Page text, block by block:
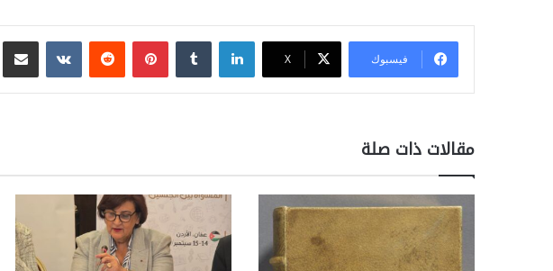
فيسبوك ‫X
لينكدإن بينتيريست
مقالات ذات صلة